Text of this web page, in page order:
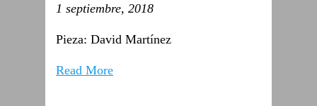
1 septiembre, 2018
Pieza: David Martínez
Read More